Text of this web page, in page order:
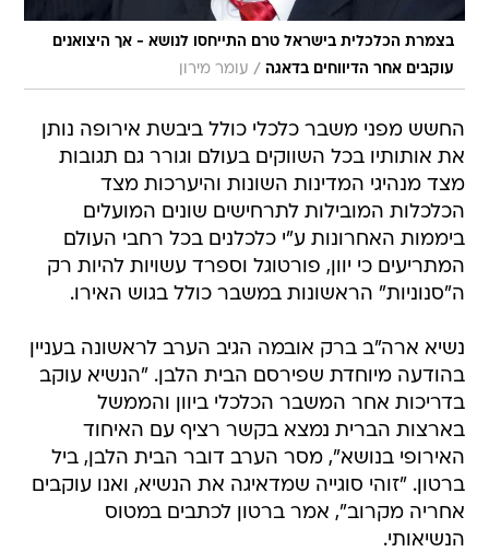
בצמרת הכלכלית בישראל טרם התייחסו לנושא - אך היצואנים
עוקבים אחר הדיווחים בדאגה / עומר מירון
החשש מפני משבר כלכלי כולל ביבשת אירופה נותן
את אותותיו בכל השווקים בעולם וגורר גם תגובות
מצד מנהיגי המדינות השונות והיערכות מצד
הכלכלות המובילות לתרחישים שונים המועלים
ביממות האחרונות ע"י כלכלנים בכל רחבי העולם
המתריעים כי יוון, פורטוגל וספרד עשויות להיות רק
ה"סנוניות" הראשונות במשבר כולל בגוש האירו.
נשיא ארה"ב ברק אובמה הגיב הערב לראשונה בעניין
בהודעה מיוחדת שפירסם הבית הלבן. "הנשיא עוקב
בדריכות אחר המשבר הכלכלי ביוון והממשל
בארצות הברית נמצא בקשר רציף עם האיחוד
האירופי בנושא", מסר הערב דובר הבית הלבן, ביל
ברטון. "זוהי סוגייה שמדאיגה את הנשיא, ואנו עוקבים
אחריה מקרוב", אמר ברטון לכתבים במטוס
הנשיאותי.